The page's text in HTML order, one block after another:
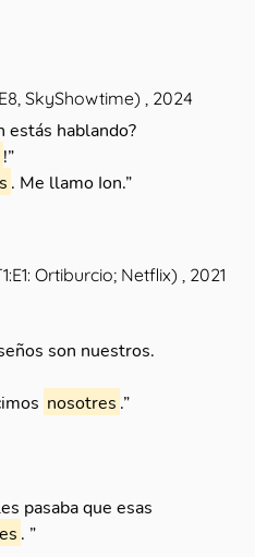
SkyShowtime)
, 2024
estás hablando?
!”
. Me llamo Ion.”
Ortiburcio; Netflix) , 2021
son nuestros.
nosotres .”
pasaba que esas
. ”